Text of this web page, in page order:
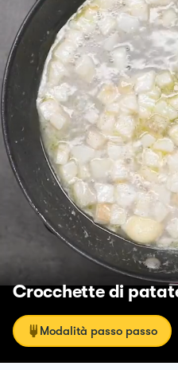
Crocchette di
Modalità passo passo